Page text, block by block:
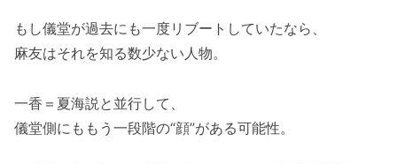
もし儀堂が過去にも一度リブートしていたなら、
麻友はそれを知る数少ない人物。
一香＝夏海説と並行して、
儀堂側にももう一段階の“顔”がある可能性。